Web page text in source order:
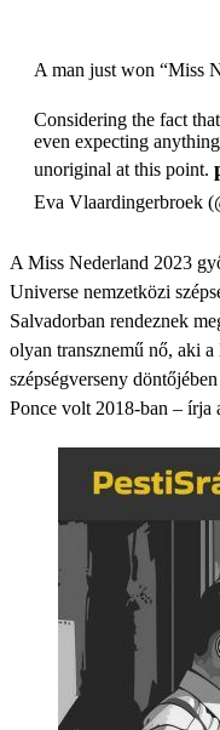
A man just won “Miss
Considering the fact
even expecting
unoriginal at this point.
Eva Vlaardingerbroek
A Miss Nederland 2023
Universe nemzetközi
Salvadorban rendeznek
olyan transznemű nő, aki
szépségverseny
Ponce volt 2018-ban – írja